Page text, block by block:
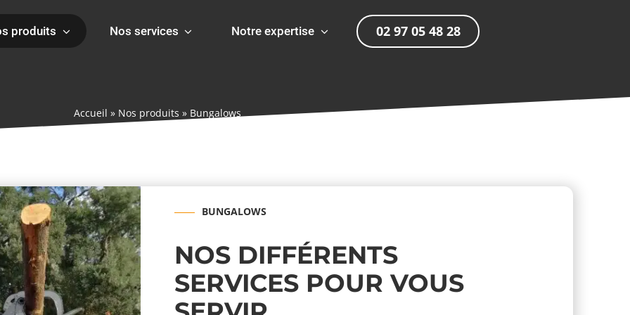
produits Nos services Notre expertise 02 97 05 48 28
Accueil » Nos produits » Bungalows
BUNGALOWS
NOS DIFFÉRENTS
SERVICES POUR VOUS